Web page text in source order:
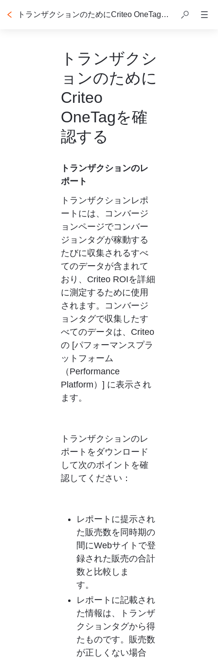
トランザクションのためにCriteo OneTagを確認する
トランザクシ
ョンのために
Criteo
OneTagを確
認する
トランザクションのレ
トランザクションレポ
ートには、コンバージ
ョンページでコンバー
ジョンタグが稼動する
たびに収集されるすべ
てのデータが含まれて
おり、Criteo ROIを詳細
に測定するために使用
されます。コンバージ
ョンタグで収集したす
べてのデータは、Criteo
の [パフォーマンスプラ
ットフォーム
（Performance
Platform）] に表示され
ます。
トランザクションのレ
ポートをダウンロード
して次のポイントを確
認してください：
レポートに提示され
た販売数を同時期の
間にWebサイトで登
録された販売の合計
数と比較しま
す。
レポートに記載され
た情報は、トランザ
クションタグから得
たものです。販売数
が正しくない場合